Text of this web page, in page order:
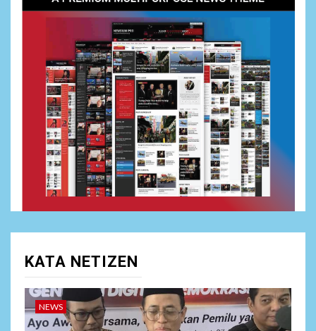
NEWS
Puadi: Pengawasan Pemilu
Harus Bertransformasi di
Era Digital, Bawaslu Perkuat
Pengawasan Siber
NEWS
Viral Video Oknum Polisi
Polda Sumbar diduga Aniaya
Driver
3
Kapolri Dinilai Menyesatkan,
Presiden Tetap Pemegang
Kewenangan
4 NEWS
KATA NETIZEN
NEWS